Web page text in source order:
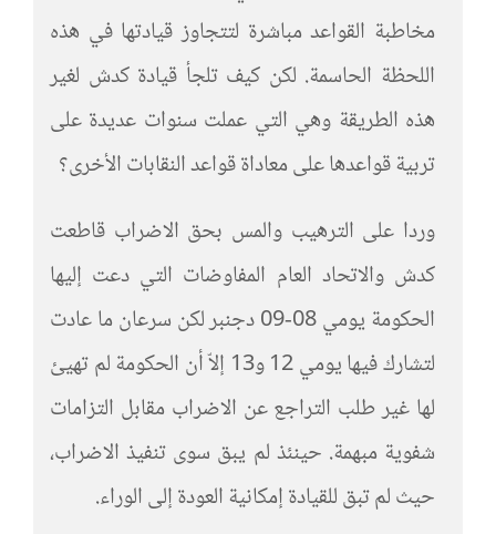
مخاطبة القواعد مباشرة لتتجاوز قيادتها في هذه
اللحظة الحاسمة. لكن كيف تلجأ قيادة كدش لغير
هذه الطريقة وهي التي عملت سنوات عديدة على
تربية قواعدها على معاداة قواعد النقابات الأخرى؟
وردا على الترهيب والمس بحق الاضراب قاطعت
كدش والاتحاد العام المفاوضات التي دعت إليها
الحكومة يومي 08-09 دجنبر لكن سرعان ما عادت
لتشارك فيها يومي 12 و13 إلاّ أن الحكومة لم تهيئ
لها غير طلب التراجع عن الاضراب مقابل التزامات
شفوية مبهمة. حينئذ لم يبق سوى تنفيذ الاضراب،
حيث لم تبق للقيادة إمكانية العودة إلى الوراء.